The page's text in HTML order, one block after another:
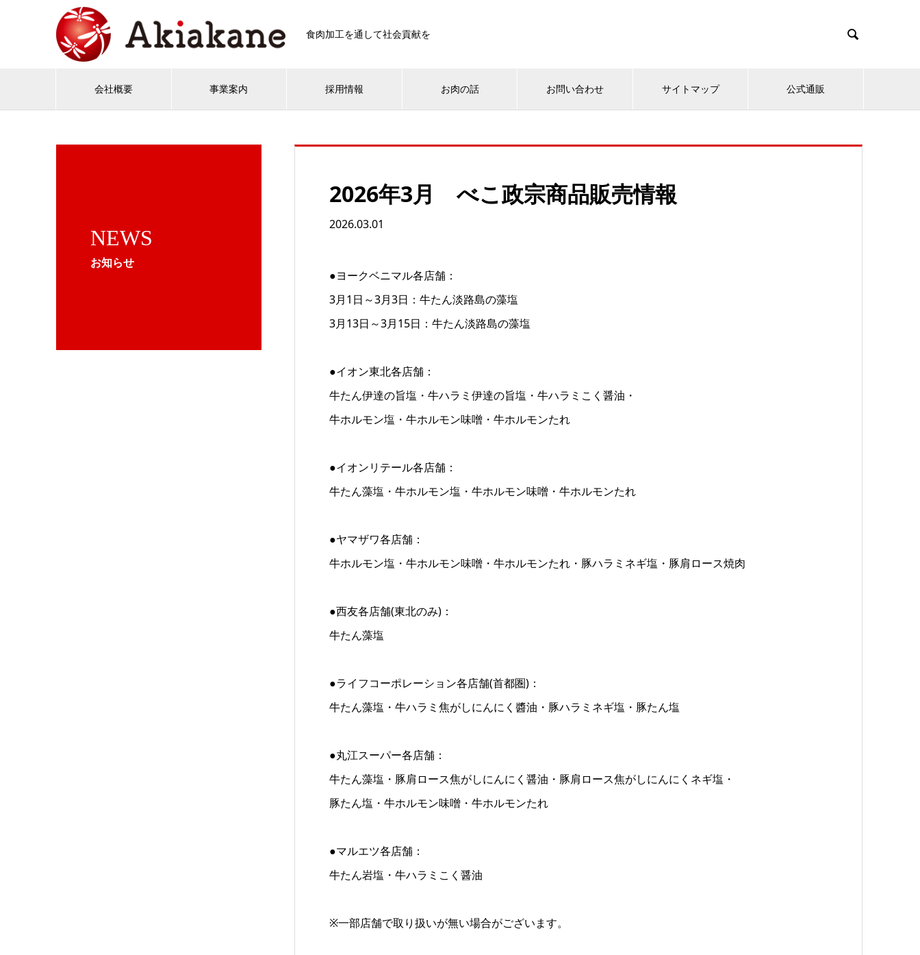
食肉加工を通して社会貢献を 
会社概要 事業案内 採用情報 お肉の話 お問い合わせ サイトマップ 公式通販
NEWS
お知らせ
2026年3月 べこ政宗商品販売情報
2026.03.01
●ヨークベニマル各店舗：
3月1日～3月3日：牛たん淡路島の藻塩
3月13日～3月15日：牛たん淡路島の藻塩
●イオン東北各店舗：
牛たん伊達の旨塩・牛ハラミ伊達の旨塩・牛ハラミこく醤油・
牛ホルモン塩・牛ホルモン味噌・牛ホルモンたれ
●イオンリテール各店舗：
牛たん藻塩・牛ホルモン塩・牛ホルモン味噌・牛ホルモンたれ
●ヤマザワ各店舗：
牛ホルモン塩・牛ホルモン味噌・牛ホルモンたれ・豚ハラミネギ塩・豚肩ロース焼肉
●西友各店舗(東北のみ)：
牛たん藻塩
●ライフコーポレーション各店舗(首都圏)：
牛たん藻塩・牛ハラミ焦がしにんにく醬油・豚ハラミネギ塩・豚たん塩
●丸江スーパー各店舗：
牛たん藻塩・豚肩ロース焦がしにんにく醤油・豚肩ロース焦がしにんにくネギ塩・
豚たん塩・牛ホルモン味噌・牛ホルモンたれ
●マルエツ各店舗：
牛たん岩塩・牛ハラミこく醤油
※一部店舗で取り扱いが無い場合がございます。